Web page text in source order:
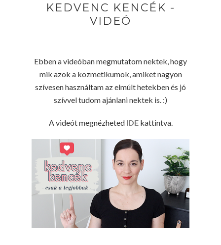
KEDVENC KENCÉK -
VIDEÓ
Ebben a videóban megmutatom nektek, hogy
mik azok a kozmetikumok, amiket nagyon
szívesen használtam az elmúlt hetekben és jó
szívvel tudom ajánlani nektek is. :)
A videót megnézheted IDEkattintva.